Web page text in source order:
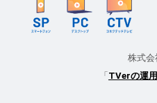
株式会
「TVerの運